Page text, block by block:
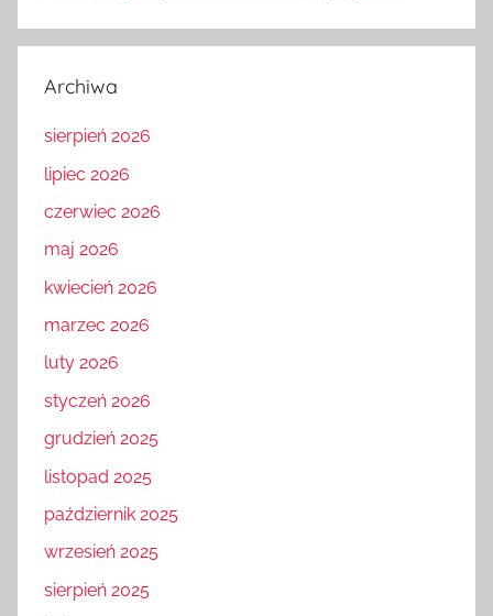
Archiwa
sierpień 2026
lipiec 2026
czerwiec 2026
maj 2026
kwiecień 2026
marzec 2026
luty 2026
styczeń 2026
grudzień 2025
listopad 2025
październik 2025
wrzesień 2025
sierpień 2025